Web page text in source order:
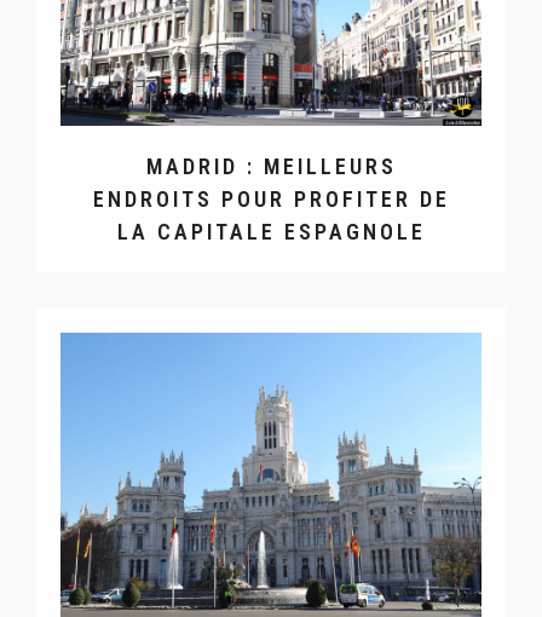
MADRID : MEILLEURS
ENDROITS POUR PROFITER DE
LA CAPITALE ESPAGNOLE